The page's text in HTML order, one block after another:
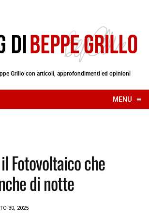
Grillo con articoli, approfondimenti ed opinioni
MENU ≡
☰
Fotovoltaico che
di notte
30, 2025